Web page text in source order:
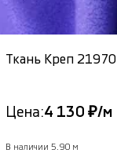
Ткань Креп 21970
Цена:4 130 ₽/м
В наличии 5.90 м